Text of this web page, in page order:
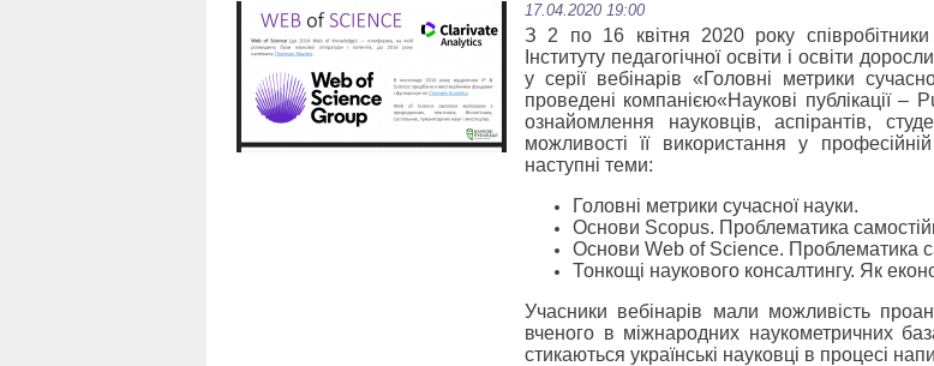
17.04.2020 19:00
З 2 по 16 квітня 2020 року співробітники
Інституту педагогічної освіти і освіти
у серії вебінарів «Головні метрики
проведені компанією«Наукові публікації
ознайомлення науковців, аспірантів,
можливості її використання у
наступні теми:
Головні метрики сучасної науки.
Основи Scopus. Проблематика
Основи Web of Science. Проблематика
Тонкощі наукового консалтингу. Як
Учасники вебінарів мали можливість
вченого в міжнародних наукометричних
стикаються українські науковці в процесі